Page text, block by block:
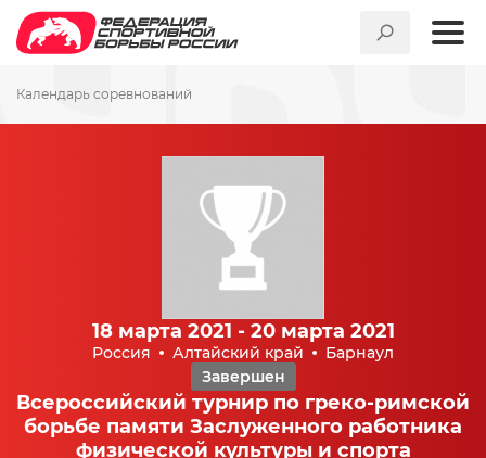
Календарь соревнований
18 марта 2021 - 20 марта 2021
Россия Алтайский край
Барнаул
Завершен
Всероссийский турнир по греко-римской
борьбе памяти Заслуженного работника
физической культуры и спорта